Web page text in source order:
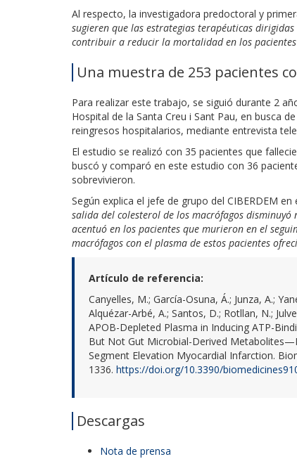
Al respecto, la investigadora predoctoral y
sugieren que las estrategias terapéuticas
contribuir a reducir la mortalidad en los
Una muestra de 253 pacientes
Para realizar este trabajo, se siguió durante 2
Hospital de la Santa Creu i Sant Pau, en busca
reingresos hospitalarios, mediante entrevista
El estudio se realizó con 35 pacientes que
buscó y comparó en este estudio con 36
sobrevivieron.
Según explica el jefe de grupo del CIBERDEM
salida del colesterol de los macrófagos
acentuó en los pacientes que murieron en el
macrófagos con el plasma de estos pacientes
Artículo de referencia:
Canyelles, M.; García-Osuna, Á.; Junza, A.;
Alquézar-Arbé, A.; Santos, D.; Rotllan, N.;
APOB-Depleted Plasma in Inducing ATP-
But Not Gut Microbial-Derived
Segment Elevation Myocardial Infarction.
1336. https://doi.org/10.3390/
Descargas
Nota de prensa